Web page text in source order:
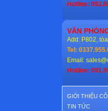
Hotline:
VĂN
Add: P802,
Tel:
Email:
Hotline:
GIỚI THIỆU
TIN TỨC